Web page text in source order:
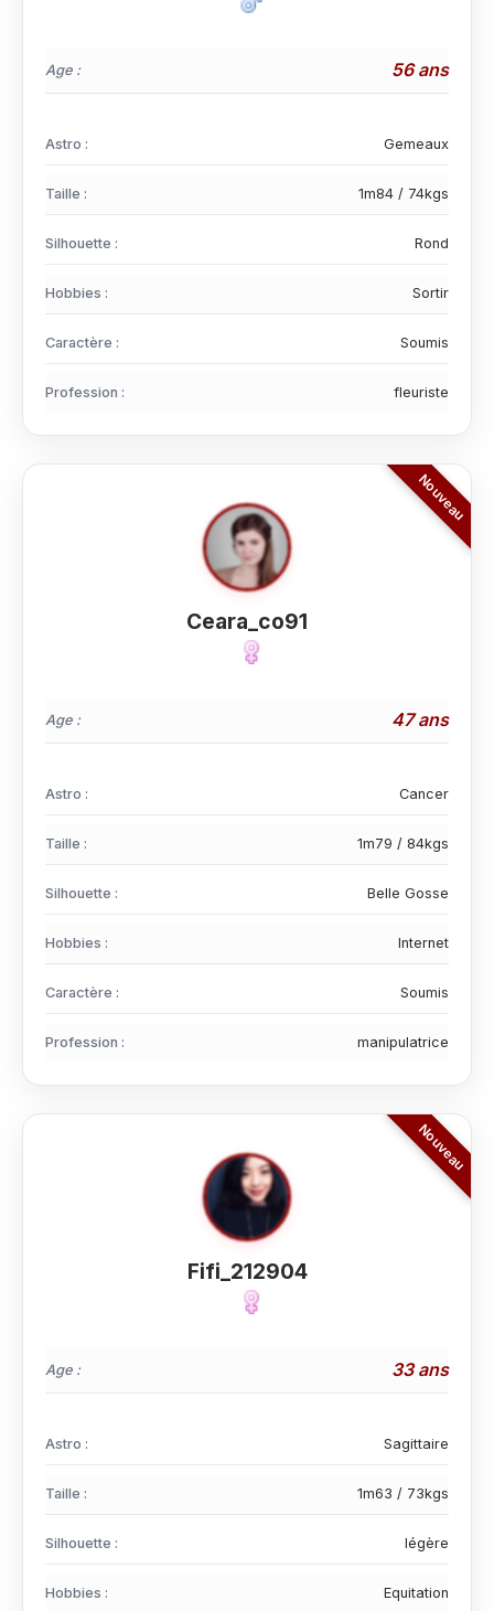
Age : 56 ans
Astro : Gemeaux
Taille : 1m84 / 74kgs
Silhouette : Rond
Hobbies : Sortir
Caractère : Soumis
Profession : fleuriste
Ceara_co91
Age : 47 ans
Astro : Cancer
Taille : 1m79 / 84kgs
Silhouette : Belle Gosse
Hobbies : Internet
Caractère : Soumis
Profession : manipulatrice
Fifi_212904
Age : 33 ans
Astro : Sagittaire
Taille : 1m63 / 73kgs
Silhouette : légère
Hobbies : Equitation